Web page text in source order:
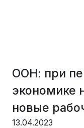
ООН: при
экономике
новые
13.04.2023